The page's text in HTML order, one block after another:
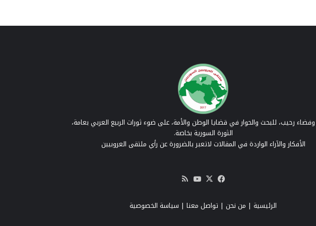
رحيب، للبحث والحوار في قضايا الوطن والأمة، على ضوء ثورات الربيع العربي بعامة،
الثورة السورية بخاصة.
الأفكار والآراء الواردة في المقالات لاتعبر بالضرورة عن رأي ملتقى العروبيين
فيسبوك
‫X
‫YouTube
RSS
الرئيسية | من نحن | تواصل معنا | سياسة الخصوصية